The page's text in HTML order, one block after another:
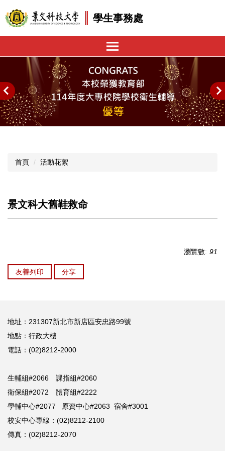
到
主
要
學生事務處
首頁 活動花絮
景文科大舊鞋救命
瀏覽數: 91
友善列印 分享
地址：231307新北市新店區安忠路99號
地點：行政大樓
電話：(02)8212-2000
生輔組#2066 課指組#2060
衛保組#2072 體育組#2222
學輔中心#2077 原資中心#2063 宿舍#3001
校安中心專線：(02)8212-2100
傳真：(02)8212-2070